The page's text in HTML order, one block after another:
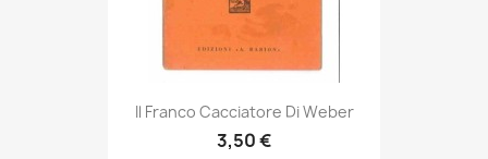
Il Franco Cacciatore Di Weber
3,50 €